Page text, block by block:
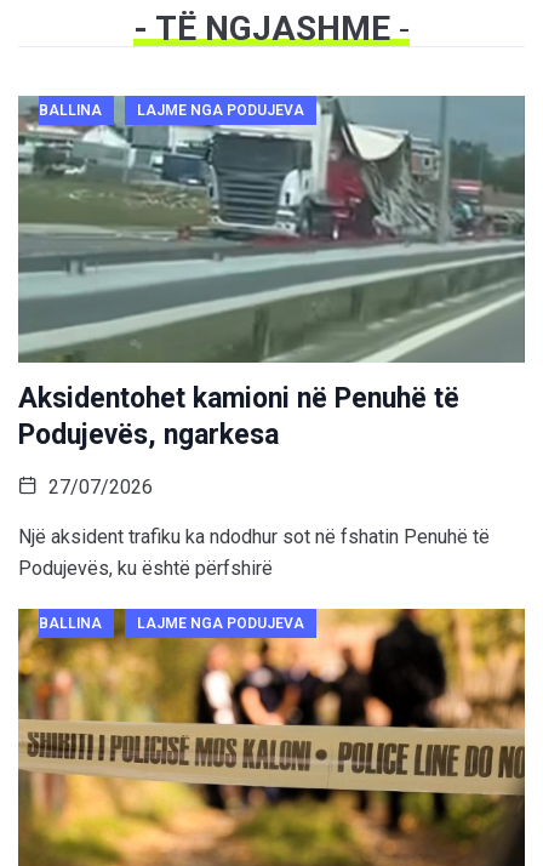
- TË NGJASHME-
BALLINA LAJME NGA PODUJEVA
Aksidentohet kamioni në Penuhë të
Podujevës, ngarkesa
27/07/2026
Një aksident trafiku ka ndodhur sot në fshatin Penuhë të
Podujevës, ku është përfshirë
BALLINA LAJME NGA PODUJEVA